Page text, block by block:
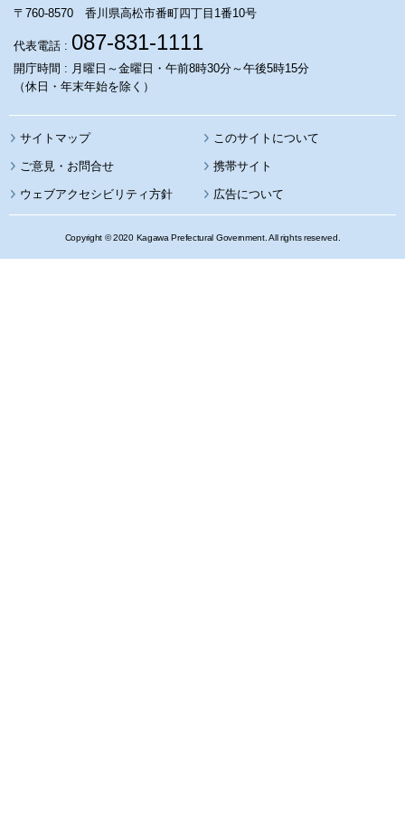
〒760-8570 香川県高松市番町四丁目1番10号
代表電話 : 087-831-1111
開庁時間 : 月曜日～金曜日・午前8時30分～午後5時15分
（休日・年末年始を除く）
サイトマップ このサイトについて
携帯サイト
ウェブアクセシビリティ方針 広告について
Copyright © 2020 Kagawa Prefectural Government. All rights reserved.